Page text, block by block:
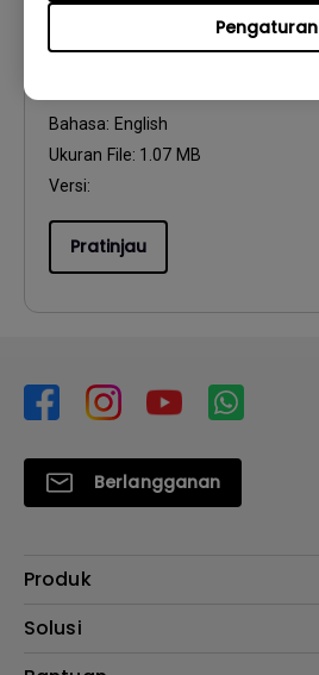
Pengaturan
Petunjuk Penggunaan
User Manual
Bahasa: English
Ukuran File: 1.07 MB
Versi:
Pratinjau
Berlangganan
Produk
Proyektor
Solusi
E-Sports